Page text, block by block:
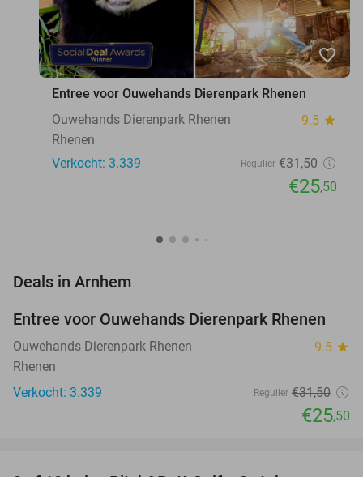
favorite_border
Entree voor Ouwehands Dierenpark Rhenen
Ouwehands Dierenpark Rhenen
9.5 star
Rhenen
Verkocht: 3.339
Regulier €31,50
€25,50
Deals in Arnhem
19%
Entree voor Ouwehands Dierenpark Rhenen
Ouwehands Dierenpark Rhenen 9.5 star
Rhenen
Verkocht: 3.339
Regulier €31,50
€25,50